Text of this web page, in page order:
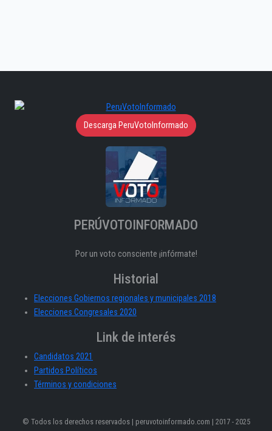
Descarga PeruVotoInformado
PERÚVOTOINFORMADO
Por un voto consciente ¡infórmate!
Historial
Elecciones Gobiernos regionales y municipales 2018
Elecciones Congresales 2020
Link de interés
Candidatos 2021
Partidos Políticos
Términos y condiciones
© Todos los derechos reservados | peruvotoinformado.com | 2017 - 2025